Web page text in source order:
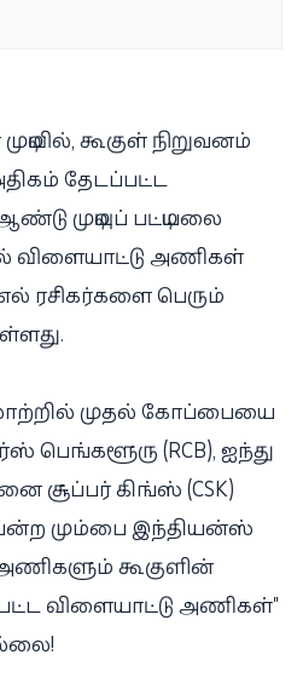
கூகுள் நிறுவனம்
தேடப்பட்ட
முடிவுப் பட்டியலை
விளையாட்டு அணிகள்
ரசிகர்களை பெரும்
முதல் கோப்பையை
(RCB), ஐந்து
சூப்பர் கிங்ஸ் (CSK)
மும்பை இந்தியன்ஸ்
கூகுளின்
விளையாட்டு அணிகள்"